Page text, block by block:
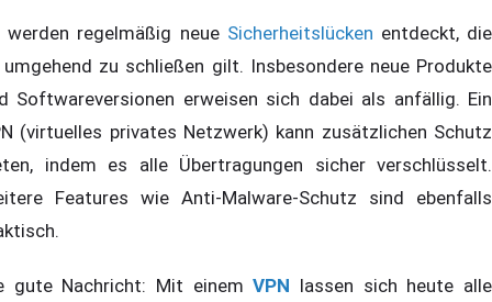
werden regelmäßig neue Sicherheitslücken entdeckt, die
zu schließen gilt. Insbesondere neue Produkte
Softwareversionen erweisen sich dabei als anfällig. Ein
(virtuelles privates Netzwerk) kann zusätzlichen Schutz
indem es alle Übertragungen sicher verschlüsselt.
Features wie Anti-Malware-Schutz sind ebenfalls
gute Nachricht: Mit einemVPN lassen sich heute alle